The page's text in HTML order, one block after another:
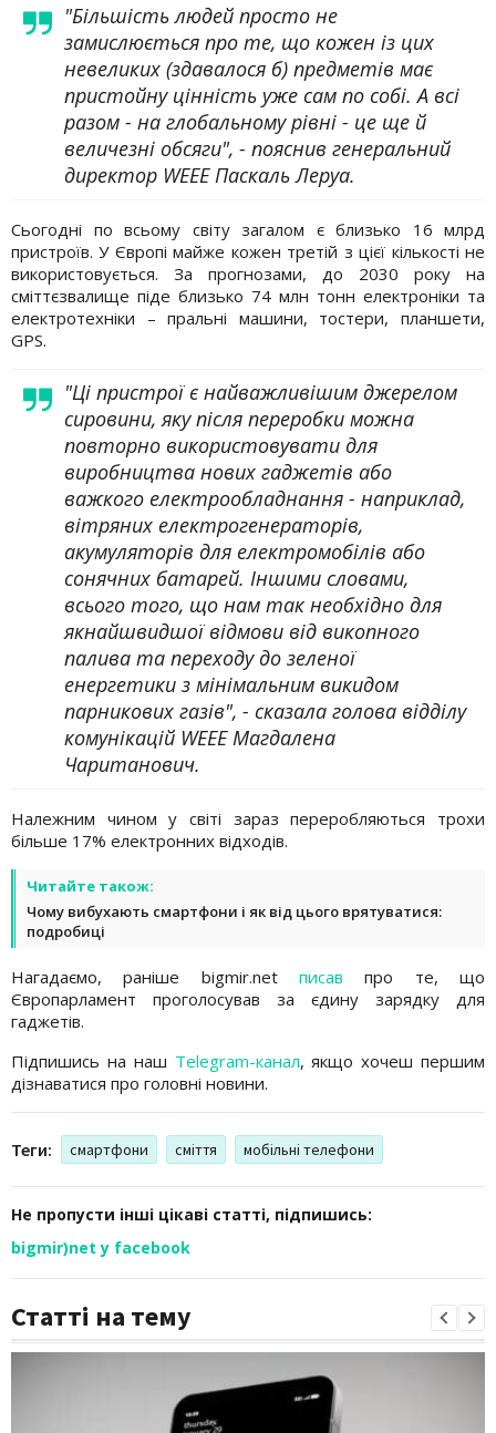
"Більшість людей просто не
замислюється про те, що кожен із цих
невеликих (здавалося б) предметів має
пристойну цінність уже сам по собі. А всі
разом - на глобальному рівні - це ще й
величезні обсяги", - пояснив генеральний
директор WEEE Паскаль Леруа.
Сьогодні по всьому світу загалом є близько 16 млрд
пристроїв. У Європі майже кожен третій з цієї кількості не
використовується. За прогнозами, до 2030 року на
сміттєзвалище піде близько 74 млн тонн електроніки та
електротехніки – пральні машини, тостери, планшети,
GPS.
"Ці пристрої є найважливішим джерелом
сировини, яку після переробки можна
повторно використовувати для
виробництва нових гаджетів або
важкого електрообладнання - наприклад,
вітряних електрогенераторів,
акумуляторів для електромобілів або
сонячних батарей. Іншими словами,
всього того, що нам так необхідно для
якнайшвидшої відмови від викопного
палива та переходу до зеленої
енергетики з мінімальним викидом
парникових газів", - сказала голова відділу
комунікацій WEEE Магдалена
Чаританович.
Належним чином у світі зараз переробляються трохи
більше 17% електронних відходів.
Читайте також:
Чому вибухають смартфони і як від цього врятуватися:
подробиці
Нагадаємо, раніше bigmir.net писав про те, що
Європарламент проголосував за єдину зарядку для
гаджетів.
Підпишись на наш Telegram-канал, якщо хочеш першим
дізнаватися про головні новини.
Теги: смартфони сміття мобільні телефони
Не пропусти інші цікаві статті, підпишись:
bigmir)net у facebook
Статті на тему